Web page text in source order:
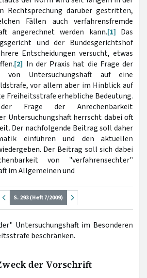
Rechtsprechung darüber gestritten,
Fällen auch verfahrensfremde
angerechnet werden kann.[1] Das
und der Bundesgerichtshof
Entscheidungen versucht, etwas
[2] In der Praxis hat die Frage der
von Untersuchungshaft auf eine
vor allem aber im Hinblick auf
Freiheitsstrafe erhebliche Bedeutung.
Frage der Anrechenbarkeit
Untersuchungshaft herrscht dabei oft
Der nachfolgende Beitrag soll daher
einführen und den aktuellen
Der Beitrag soll sich dabei
von "verfahrensechter"
im Allgemeinen und
S. 293 (Heft 7/2009)
Untersuchungshaft im Besonderen
beschränken.
der Vorschrift